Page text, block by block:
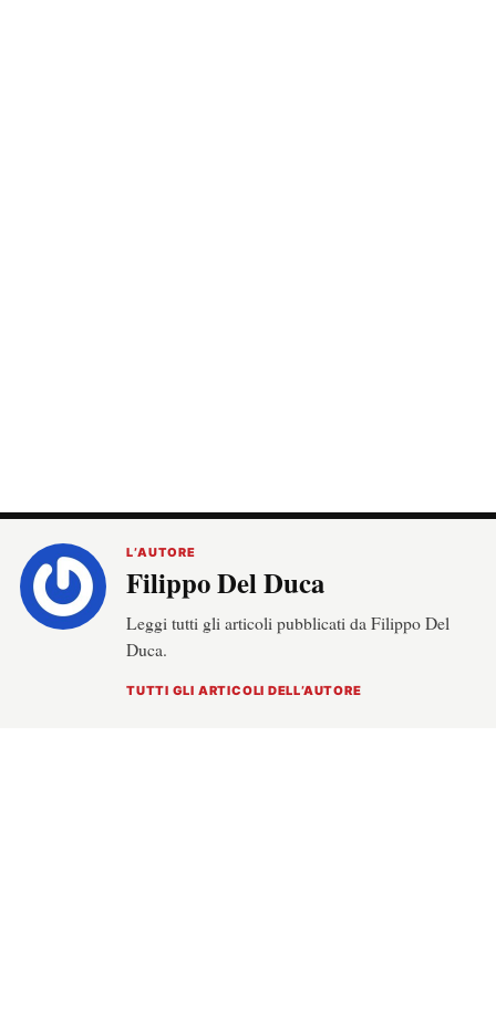
L’AUTORE
Filippo Del Duca
Leggi tutti gli articoli pubblicati da Filippo Del
Duca.
TUTTI GLI ARTICOLI DELL’AUTORE